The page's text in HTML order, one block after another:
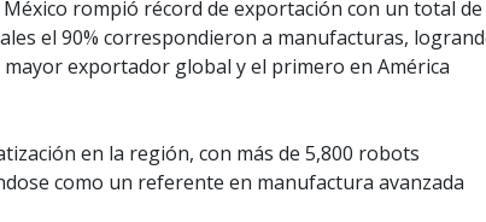
rompió récord de exportación con un total de
el 90% correspondieron a manufacturas,
exportador global y el primero en América
en la región, con más de 5,800 robots
como un referente en manufactura avanzada